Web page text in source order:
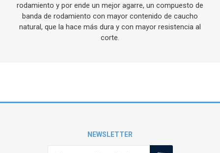
rodamiento y por ende un mejor agarre, un compuesto de
banda de rodamiento con mayor contenido de caucho
natural, que la hace más dura y con mayor resistencia al
corte.
NEWSLETTER